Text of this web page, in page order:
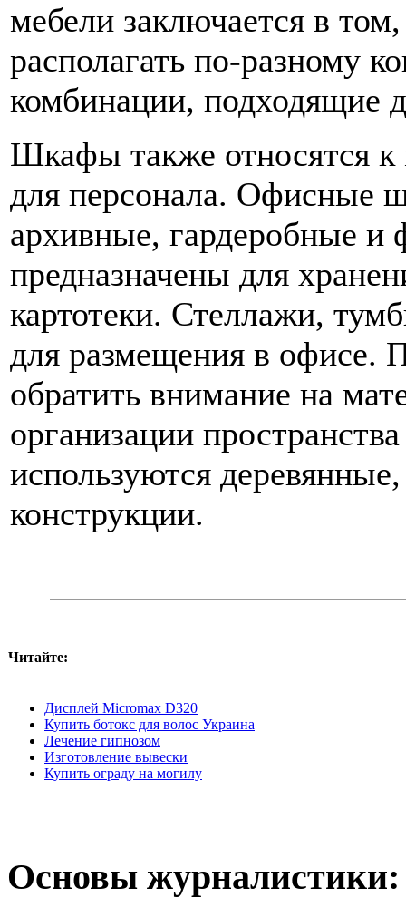
мебели заключается в
располагать по-разному
комбинации, подходящие
Шкафы также относятся к
для персонала. Офисные
архивные, гардеробные
предназначены для
картотеки. Стеллажи,
для размещения в офисе.
обратить внимание на
организации
используются
конструкции.
Читайте:
Дисплей Micromax D320
Купить ботокс для волос Украина
Лечение гипнозом
Изготовление вывески
Купить ограду на могилу
Основы журналистики: